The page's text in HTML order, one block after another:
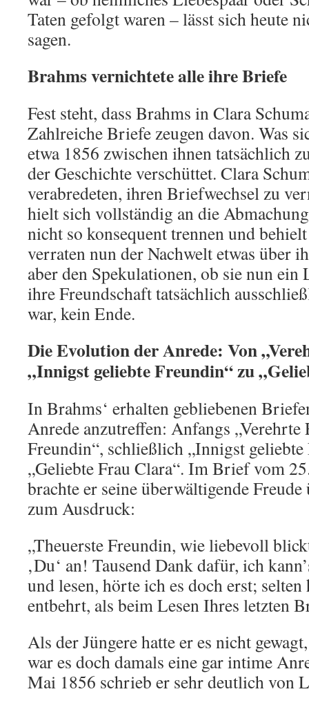
Taten gefolgt waren – lässt sich heute
sagen.
Brahms vernichtete alle ihre Briefe
Fest steht, dass Brahms in Clara
Zahlreiche Briefe zeugen davon. Was
etwa 1856 zwischen ihnen tatsächlich
der Geschichte verschüttet. Clara
verabredeten, ihren Briefwechsel zu
hielt sich vollständig an die
nicht so konsequent trennen und
verraten nun der Nachwelt etwas über
aber den Spekulationen, ob sie nun ein
ihre Freundschaft tatsächlich
war, kein Ende.
Die Evolution der Anrede: Von
„Innigst geliebte Freundin“ zu
In Brahms‘ erhalten gebliebenen
Anrede anzutreffen: Anfangs „Verehrte
Freundin“, schließlich „Innigst
„Geliebte Frau Clara“. Im Brief vom
brachte er seine überwältigende
zum Ausdruck:
„Theuerste Freundin, wie liebevoll
‚Du‘ an! Tausend Dank dafür, ich
und lesen, hörte ich es doch erst;
entbehrt, als beim Lesen Ihres letzten
Als der Jüngere hatte er es nicht
war es doch damals eine gar intime
Mai 1856 schrieb er sehr deutlich von